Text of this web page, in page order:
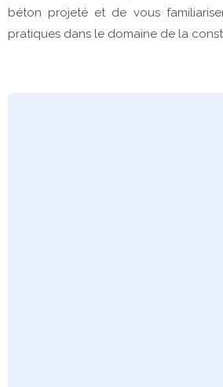
béton projeté et de vous
pratiques dans le domaine de la